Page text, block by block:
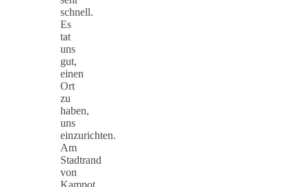
schnell.
Es
tat
uns
gut,
einen
Ort
zu
haben,
uns
einzurichten.
Am
Stadtrand
von
Kampot